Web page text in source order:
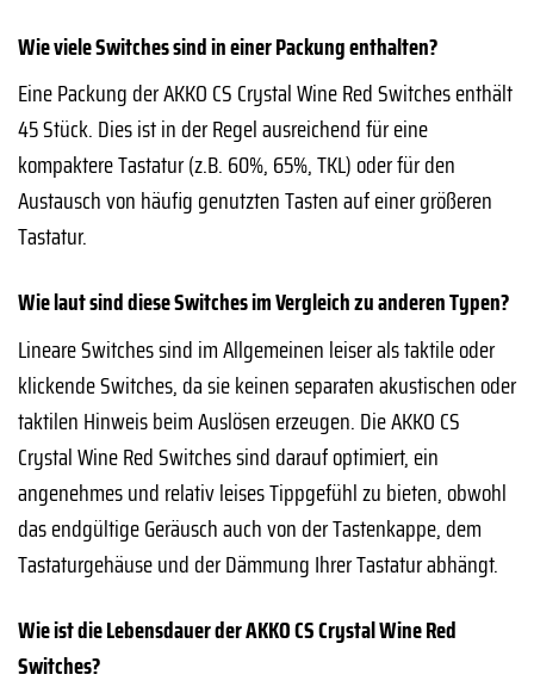
Wie viele Switches sind in einer Packung enthalten?
Eine Packung der AKKO CS Crystal Wine Red Switches enthält
45 Stück. Dies ist in der Regel ausreichend für eine
kompaktere Tastatur (z.B. 60%, 65%, TKL) oder für den
Austausch von häufig genutzten Tasten auf einer größeren
Tastatur.
Wie laut sind diese Switches im Vergleich zu anderen Typen?
Lineare Switches sind im Allgemeinen leiser als taktile oder
klickende Switches, da sie keinen separaten akustischen oder
taktilen Hinweis beim Auslösen erzeugen. Die AKKO CS
Crystal Wine Red Switches sind darauf optimiert, ein
angenehmes und relativ leises Tippgefühl zu bieten, obwohl
das endgültige Geräusch auch von der Tastenkappe, dem
Tastaturgehäuse und der Dämmung Ihrer Tastatur abhängt.
Wie ist die Lebensdauer der AKKO CS Crystal Wine Red
Switches?